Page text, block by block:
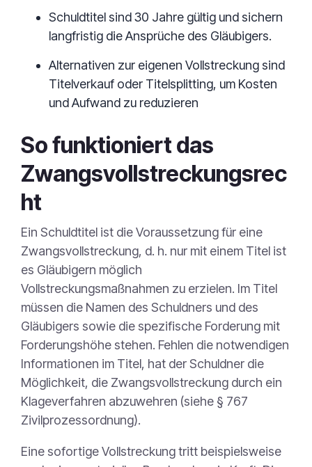
Schuldtitel sind 30 Jahre gültig und sichern
langfristig die Ansprüche des Gläubigers.
Alternativen zur eigenen Vollstreckung sind
Titelverkauf oder Titelsplitting, um Kosten
und Aufwand zu reduzieren
So funktioniert das
Zwangsvollstreckungsrec
ht
Ein Schuldtitel ist die Voraussetzung für eine
Zwangsvollstreckung, d. h. nur mit einem Titel ist
es Gläubigern möglich
Vollstreckungsmaßnahmen zu erzielen. Im Titel
müssen die Namen des Schuldners und des
Gläubigers sowie die spezifische Forderung mit
Forderungshöhe stehen. Fehlen die notwendigen
Informationen im Titel, hat der Schuldner die
Möglichkeit, die Zwangsvollstreckung durch ein
Klageverfahren abzuwehren (siehe § 767
Zivilprozessordnung).
Eine sofortige Vollstreckung tritt beispielsweise